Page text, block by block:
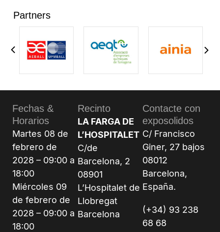
Partners
Fechas &
Horarios
Martes 08 de
febrero de
2028 – 09:00 a
18:00
Miércoles 09
de febrero de
2028 – 09:00 a
18:00
Recinto
LA FARGA DE
L’HOSPITALET
C/de
Barcelona, 2
08901
L’Hospitalet de
Llobregat
Barcelona
Contacte con
exposolidos
C/ Francisco
Giner, 27 bajos
08012
Barcelona,
España.
(+34) 93 238
68 68